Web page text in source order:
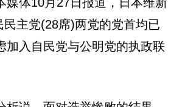
主党(28席)两党的党首均已
加入自民党与公明党的执政联